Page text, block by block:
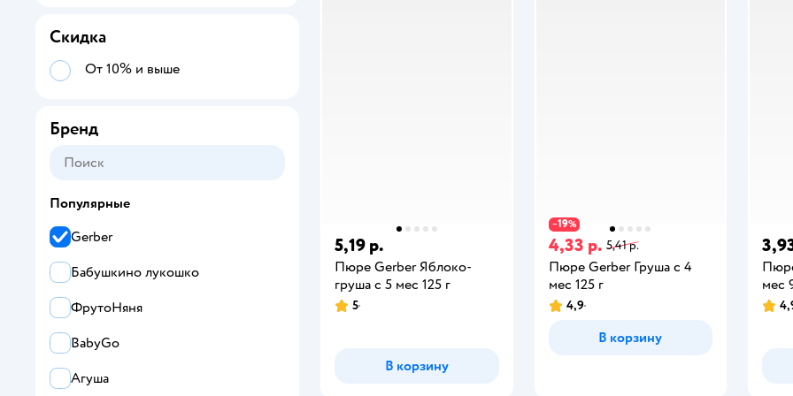
5,19 р.
Пюре Gerber Яблоко-
груша с 5 мес 125 г
5
В корзину
−19%
4,33 р. 5,41 р.
Пюре Gerber Груша с 4
мес 125 г
4,9
В корзину
мес
Скидка
От 10% и выше
Бренд
Популярные
Gerber
Бабушкино лукошко
ФрутоНяня
BabyGo
Агуша